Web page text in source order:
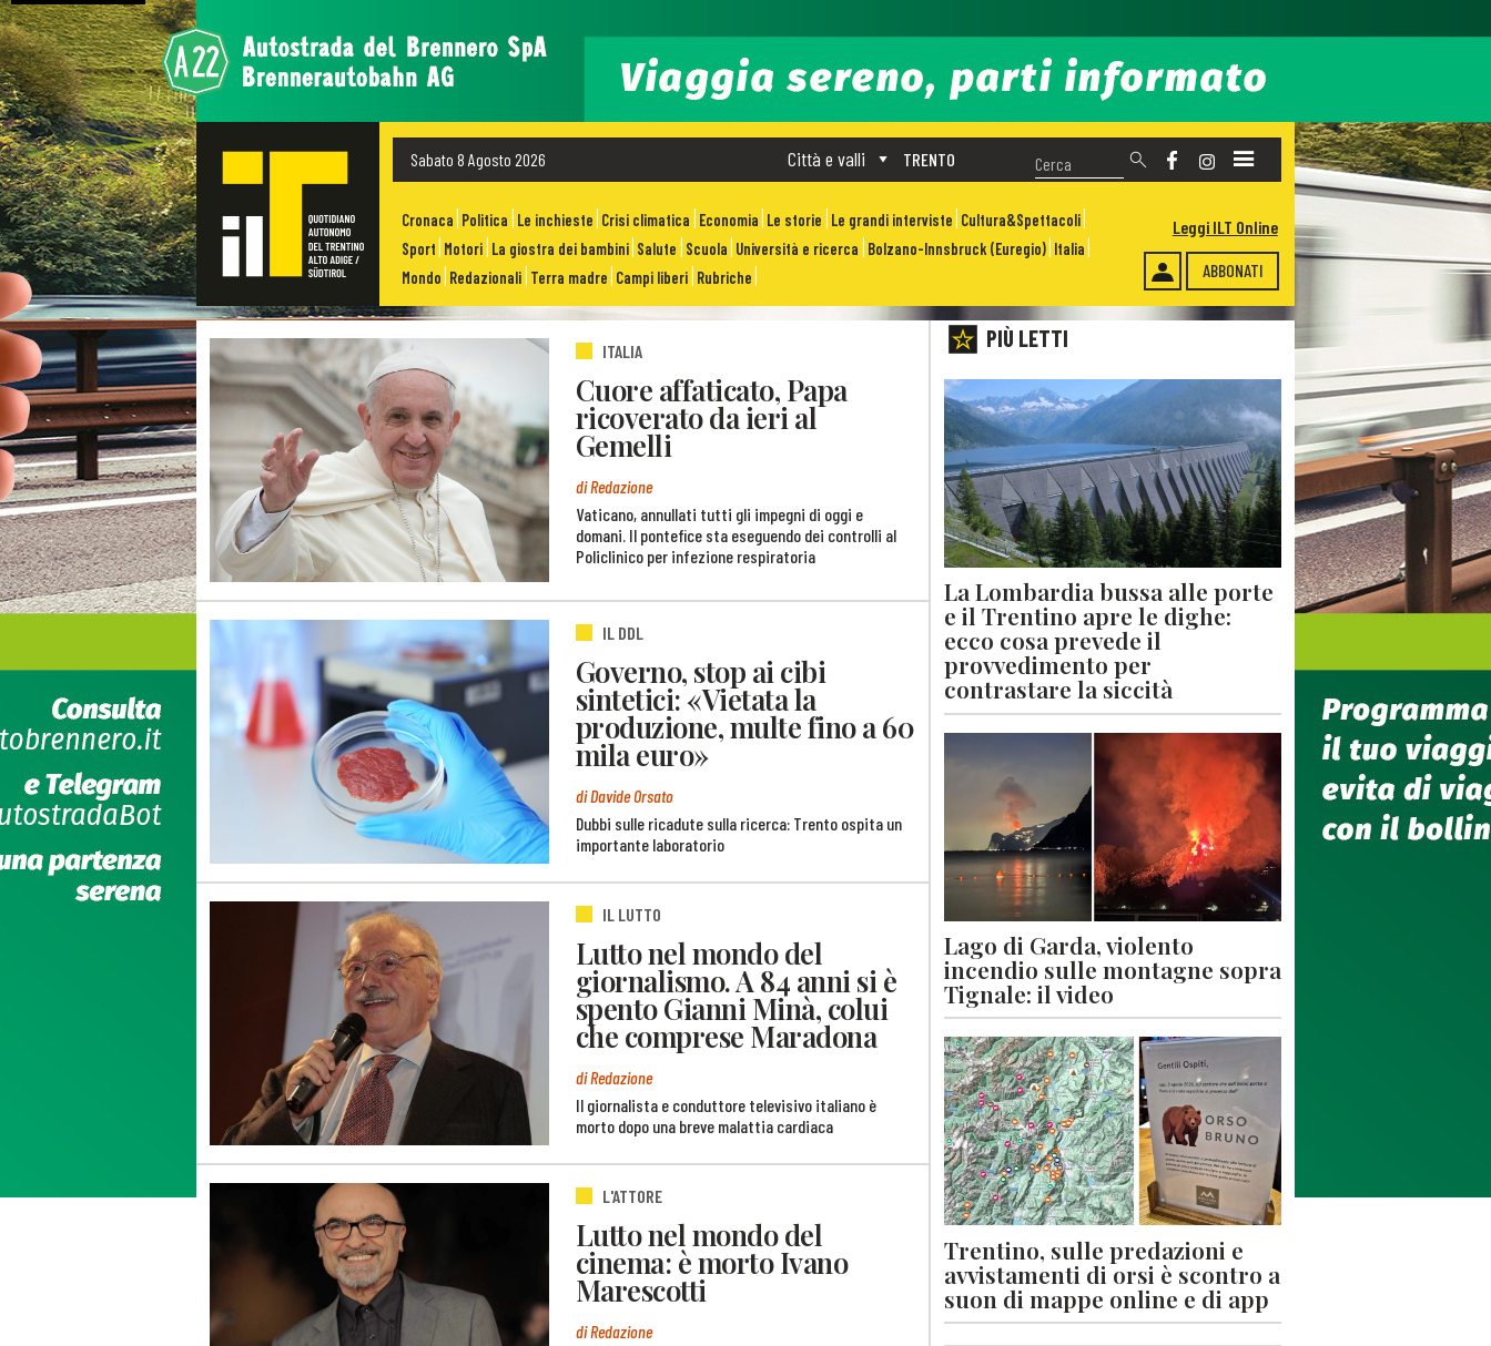
Sabato 8 Agosto 2026 TRENTO
Città e valli
Cronaca Politica Le inchieste Crisi climatica Economia Le storie Le grandi interviste Cultura&Spettacoli
Sport Motori La giostra dei bambini Salute Scuola Università e ricerca Bolzano-Innsbruck (Euregio) Italia
Mondo Redazionali Terra madre Campi liberi Rubriche ABBONATI
Leggi ILT Online
ITALIA
Cuore affaticato, Papa
ricoverato da ieri al
Gemelli
di Redazione
Vaticano, annullati tutti gli impegni di oggi e
domani. Il pontefice sta eseguendo dei controlli al
Policlinico per infezione respiratoria
IL DDL
Governo, stop ai cibi
sintetici: «Vietata la
produzione, multe fino a 60
mila euro»
di Davide Orsato
Dubbi sulle ricadute sulla ricerca: Trento ospita un
importante laboratorio
IL LUTTO
Lutto nel mondo del
giornalismo. A 84 anni si è
spento Gianni Minà, colui
che comprese Maradona
di Redazione
Il giornalista e conduttore televisivo italiano è
morto dopo una breve malattia cardiaca
L'ATTORE
Lutto nel mondo del
cinema: è morto Ivano
Marescotti
di Redazione
PIÙ LETTI
La Lombardia bussa alle porte
e il Trentino apre le dighe:
ecco cosa prevede il
provvedimento per
contrastare la siccità
Lago di Garda, violento
incendio sulle montagne sopra
Tignale: il video
Trentino, sulle predazioni e
avvistamenti di orsi è scontro a
suon di mappe online e di app